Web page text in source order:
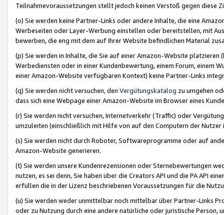
Teilnahmevoraussetzungen stellt jedoch keinen Verstoß gegen diese
(o) Sie werden keine Partner-Links oder andere Inhalte, die eine
Werbeseiten oder Layer-Werbung einstellen oder bereitstellen, mit
bewerben, die eng mit dem auf Ihrer Website befindlichen Material
(p) Sie werden in Inhalte, die Sie auf einer Amazon-Website
Werbediensten oder in einer Kundenbewertung, einem Forum, einem
einer Amazon-Website verfügbaren Kontext) keine Partner-Links
(q) Sie werden nicht versuchen, den Vergütungskatalog zu umgehen
dass sich eine Webpage einer Amazon-Website im Browser eines
(r) Sie werden nicht versuchen, Internetverkehr (Traffic) oder
umzuleiten (einschließlich mit Hilfe von auf den Computern der
(s) Sie werden nicht durch Roboter, Softwareprogramme oder auf
Amazon-Website generieren.
(t) Sie werden unsere Kundenrezensionen oder Sternebewertungen
nutzen, es sei denn, Sie haben über die Creators API und die PA API
erfüllen die in der Lizenz beschriebenen Voraussetzungen für die
(u) Sie werden weder unmittelbar noch mittelbar über Partner-Links
oder zu Nutzung durch eine andere natürliche oder juristische